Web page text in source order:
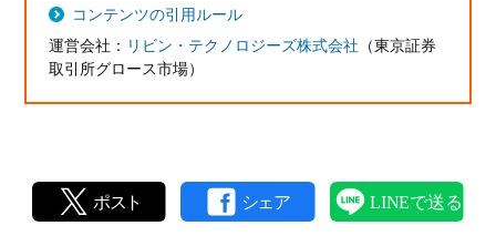
コンテンツの引用ルール
運営会社： リビン・テクノロジーズ株式会社 （東京証券
取引所グロース市場）